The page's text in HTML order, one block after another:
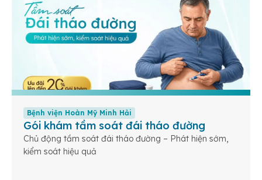
Bệnh viện Hoàn Mỹ Minh Hải
Gói khám tầm soát đái tháo đường
Chủ động tầm soát đái tháo đường – Phát hiện sớm,
kiểm soát hiệu quả